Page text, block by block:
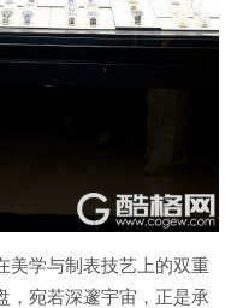
美学与制表技艺上的双重
，宛若深邃宇宙，正是承